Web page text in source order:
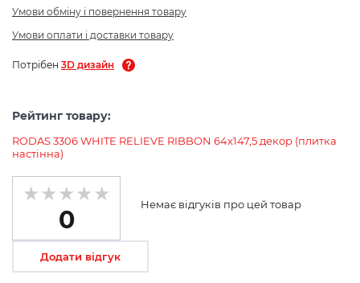
Умови обміну і повернення товару
Умови оплати і доставки товару
Потрібен 3D дизайн
Рейтинг товару:
RODAS 3306 WHITE RELIEVE RIBBON 64x147,5 декор (плитка
настінна)
0
Немає відгуків про цей товар
Додати відгук